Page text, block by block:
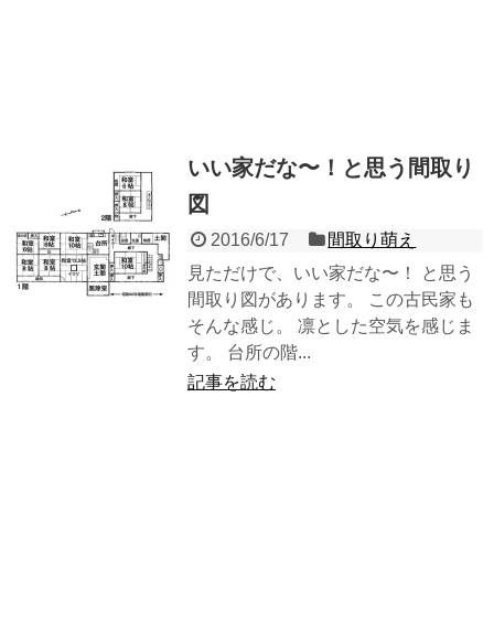
いい家だな〜！と思う間取り
図
2016/6/17
間取り萌え
見ただけで、いい家だな〜！ と思う
間取り図があります。 この古民家も
そんな感じ。 凛とした空気を感じま
す。 台所の階...
記事を読む